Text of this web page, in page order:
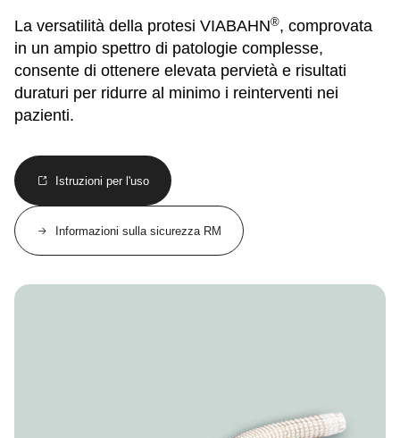
La versatilità della protesi VIABAHN®, comprovata
in un ampio spettro di patologie complesse,
consente di ottenere elevata pervietà e risultati
duraturi per ridurre al minimo i reinterventi nei
pazienti.
Istruzioni per l'uso
Informazioni sulla sicurezza RM
Image